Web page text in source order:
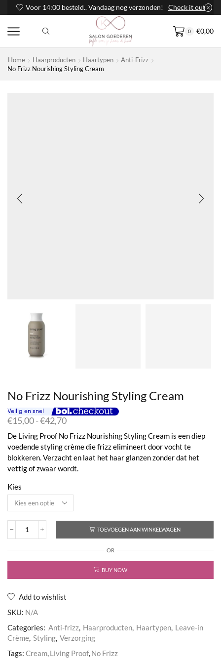
Voor 14:00 besteld.. Vandaag nog verzonden! Check it out
0 €0,00
Home Haarproducten Haartypen
Anti-Frizz
No Frizz Nourishing Styling Cream
No Frizz Nourishing Styling Cream
€15,00-€42,70Prijsklasse:
tot
€42,70
De Living Proof No Frizz Nourishing Styling Cream is een diep
voedende styling crème die frizz elimineert door vocht te
blokkeren. Verzacht en laat het haar glanzen zonder dat het
vettig of zwaar wordt.
Kies
No
Styling
aantal
TOEVOEGEN AAN WINKELWAGEN
OR
BUY NOW
Add to wishlist
SKU: N/A
Categories: Anti-frizz, Haarproducten, Haartypen, Leave-in
Crème, Styling, Verzorging
Tags: Cream,Living Proof,No Frizz